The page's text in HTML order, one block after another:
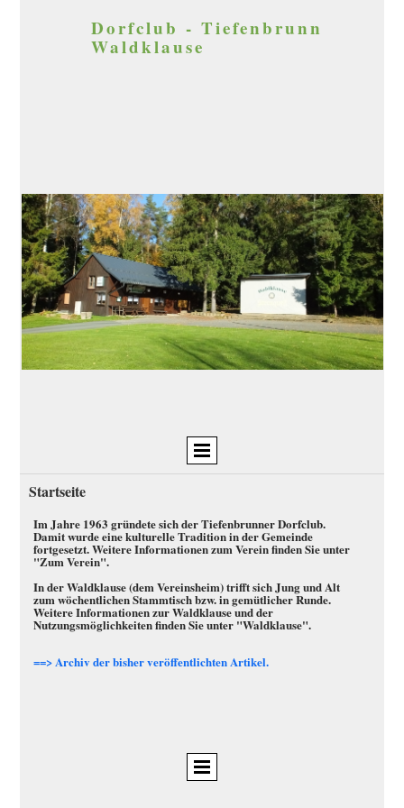
Dorfclub - Tiefenbrunn
Waldklause
Startseite
Im Jahre 1963 gründete sich der Tiefenbrunner Dorfclub.
Damit wurde eine kulturelle Tradition in der Gemeinde
fortgesetzt. Weitere Informationen zum Verein finden Sie unter
"Zum Verein".
In der Waldklause (dem Vereinsheim) trifft sich Jung und Alt
zum wöchentlichen Stammtisch bzw. in gemütlicher Runde.
Weitere Informationen zur Waldklause und der
Nutzungsmöglichkeiten finden Sie unter "Waldklause".
==>Archiv der bisher veröffentlichten Artikel.